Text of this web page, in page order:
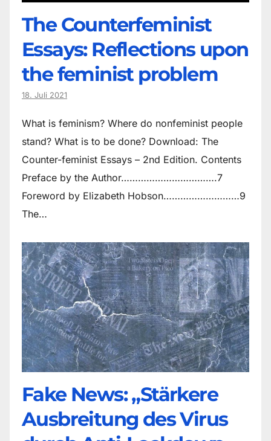
The Counter­feminist
Essays: Reflections upon
the feminist problem
18. Juli 2021
What is feminism? Where do non­feminist people
stand? What is to be done? Download: The
Counter-feminist Essays – 2nd Edition. Contents
Preface by the Author…………………………….7
Foreword by Elizabeth Hobson………………………9
The…
Fake News: „Stärkere
Ausbreitung des Virus